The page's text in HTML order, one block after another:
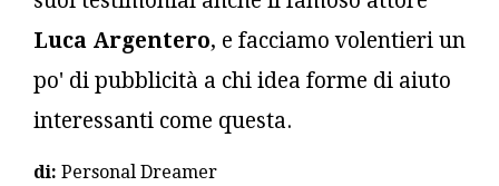
Luca Argentero, e facciamo volentieri un
po' di pubblicità a chi idea forme di aiuto
interessanti come questa.
di: Personal Dreamer